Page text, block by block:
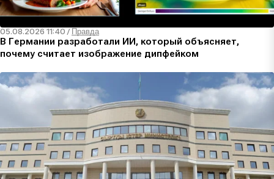
05.08.2026 11:40 / Правда
В Германии разработали ИИ, который объясняет,
почему считает изображение дипфейком